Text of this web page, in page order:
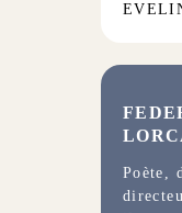
Poète,